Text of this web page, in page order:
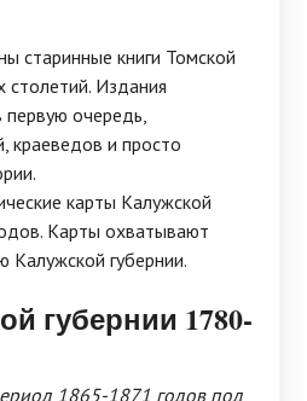
старинные книги Томской
столетий. Издания
первую очередь,
краеведов и просто
карты Калужской
Карты охватывают
Калужской губернии.
губернии 1780-
1865-1871 годов под